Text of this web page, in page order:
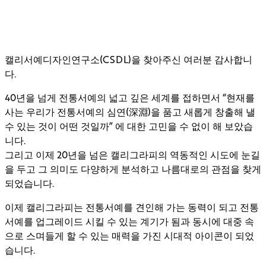
캘리서예디자인연구소(CSDL)을 찾아주신 여러분 감사합니
다.
40년을 넘게 전통서예의 넓고 깊은 세계를 접하면서 “현재를
사는 우리가 전통서예의 심연(深淵)을 품고 새롭게 창출해 낼
수 있는 것이 어떤 것일까” 에 대한 고민을 수 없이 해 보았습
니다.
그리고 이제 20년을 넘은 캘리그라피의 역동적인 시도에 눈길
을 두고 그 의미도 다양하게 분석하고 나름대로의 관점을 찾게
되었습니다.
이제 캘리그라피는 전통서예를 견인해 가는 동력이 되고 전통
서예를 업그레이드 시킬 수 있는 계기가 됨과 동시에 대중 속
으로 스며들게 할 수 있는 매력을 가진 시대적 아이콘이 되었
습니다.